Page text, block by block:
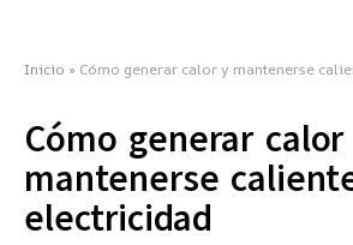
Inicio » Cómo generar calor y mantenerse
Cómo generar
mantenerse
electricidad